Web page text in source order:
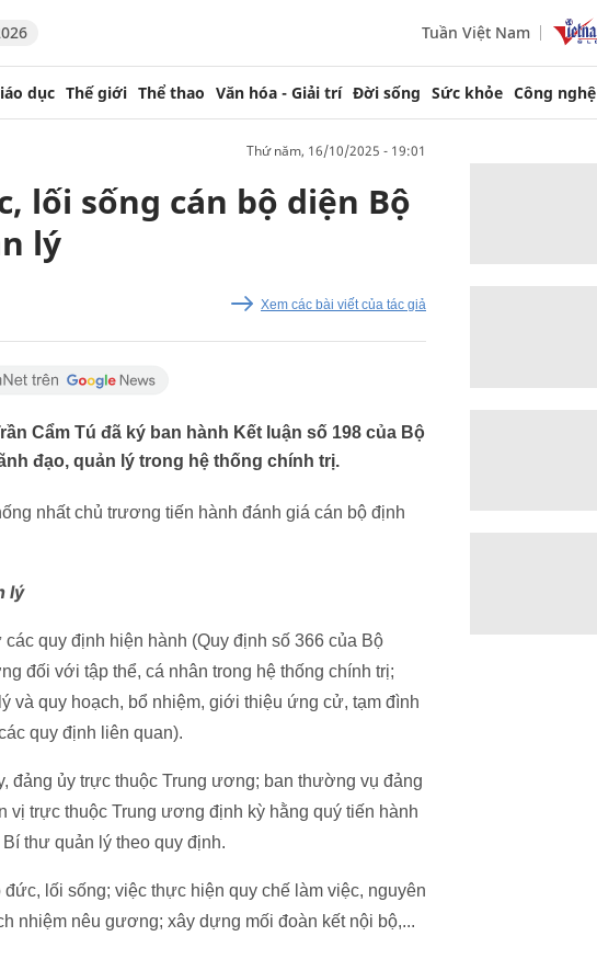
Tuần Việt Nam
dục Thế giới Thể thao Văn hóa - Giải trí Đời sống Sức khỏe Công nghệ
thứ năm, 16/10/2025 - 19:01
lối sống cán bộ diện Bộ
lý
Xem các bài viết của tác giả
Cẩm Tú đã ký ban hành Kết luận số 198 của Bộ
đạo, quản lý trong hệ thống chính trị.
nhất chủ trương tiến hành đánh giá cán bộ định
lý
quy định hiện hành (Quy định số 366 của Bộ
đối với tập thể, cá nhân trong hệ thống chính trị;
và quy hoạch, bổ nhiệm, giới thiệu ứng cử, tạm đình
quy định liên quan).
đảng ủy trực thuộc Trung ương; ban thường vụ đảng
vị trực thuộc Trung ương định kỳ hằng quý tiến hành
thư quản lý theo quy định.
lối sống; việc thực hiện quy chế làm việc, nguyên
nhiệm nêu gương; xây dựng mối đoàn kết nội bộ,...